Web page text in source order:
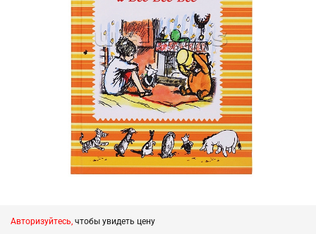
Авторизуйтесь, чтобы увидеть цену